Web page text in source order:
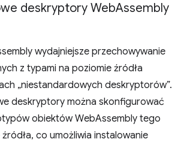
deskryptory WebAssembly
wydajniejsze przechowywanie
z typami na poziomie źródła
„niestandardowych deskryptorów”.
deskryptory można skonfigurować
obiektów WebAssembly tego
co umożliwia instalowanie